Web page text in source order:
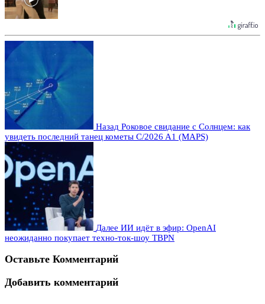
Назад Роковое свидание с Солнцем: как
увидеть последний танец кометы C/2026 A1 (MAPS)
Далее ИИ идёт в эфир: OpenAI
неожиданно покупает техно-ток-шоу TBPN
Оставьте Комментарий
Добавить комментарий